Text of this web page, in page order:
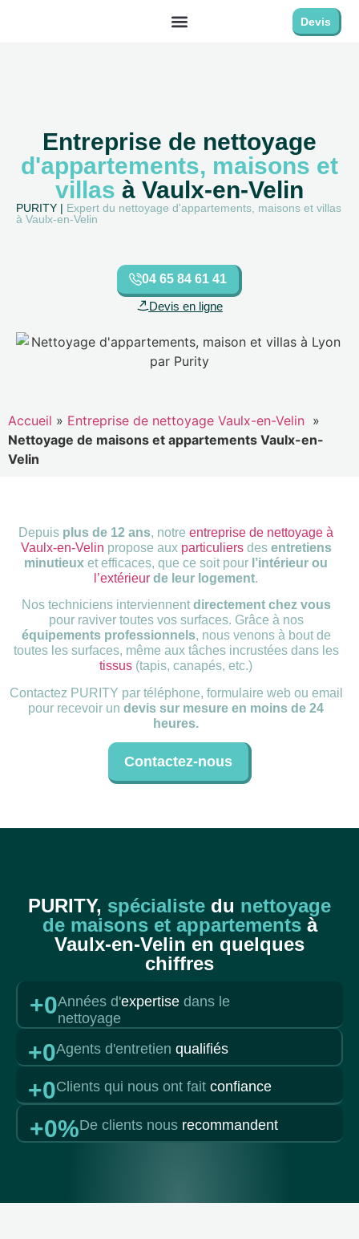
Devis
Entreprise de nettoyage
d'appartements, maisons et
villas à Vaulx-en-Velin
PURITY | Expert du nettoyage d'appartements, maisons et villas
à Vaulx-en-Velin
04 65 84 61 41
Devis en ligne
Accueil » Entreprise de nettoyage Vaulx-en-Velin »
Nettoyage de maisons et appartements Vaulx-en-
Velin
Depuis plus de 12 ans, notreentreprise de nettoyage à
Vaulx-en-Velin propose aux particuliersdes entretiens
minutieux et efficaces, que ce soit pour l’intérieur ou
l’extérieur de leur logement.
Nos techniciens interviennent directement chez vous
pour raviver toutes vos surfaces. Grâce à nos
équipements professionnels, nous venons à bout de
toutes les surfaces, même aux tâches incrustées dans les
tissus (tapis, canapés, etc.)
Contactez PURITY par téléphone, formulaire web ou email
pour recevoir undevis sur mesure en moins de 24
heures.
Contactez-nous
PURITY, spécialiste du nettoyage
de maisons et appartementsà
Vaulx-en-Velin en quelques
chiffres
+0Années d'expertise dans le
nettoyage
+0Agents d'entretien qualifiés
+0Clients qui nous ont fait confiance
+0%De clients nous recommandent